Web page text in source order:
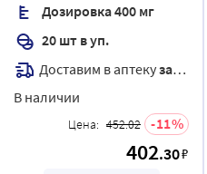
Дозировка 400 мг
20 шт в уп.
Доставим в аптекузавтра
В наличии
Цена: 452.02 11
402.30₽